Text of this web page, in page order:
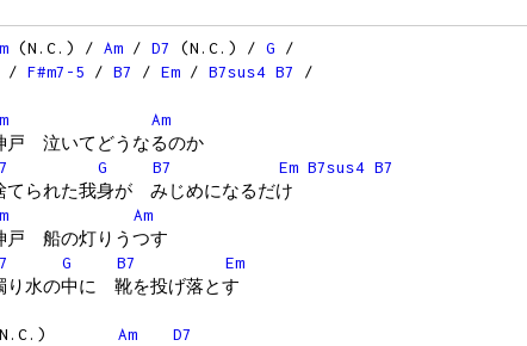
(N.C.) / Am / D7 (N.C.) / G /
/ F#m7-5 / B7 / Em / B7sus4 B7 /
Am
戸 泣いてどうなるのか
G B7 Em B7sus4 B7
てられた我身が みじめになるだけ
Am
戸 船の灯りうつす
G B7
Em
り水の中に 靴を投げ落とす
Am
D7